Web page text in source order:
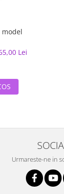
Lei
Urmareste-ne in